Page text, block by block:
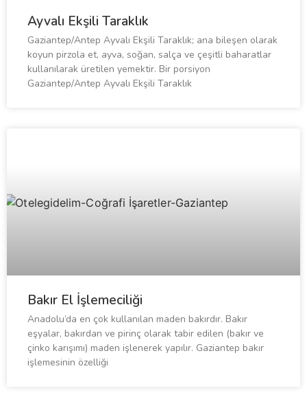
Ayvalı Ekşili Taraklık
Gaziantep/Antep Ayvalı Ekşili Taraklık; ana bileşen olarak
koyun pirzola et, ayva, soğan, salça ve çeşitli baharatlar
kullanılarak üretilen yemektir. Bir porsiyon
Gaziantep/Antep Ayvalı Ekşili Taraklık
Bakır El İşlemeciliği
Anadolu’da en çok kullanılan maden bakırdır. Bakır
eşyalar, bakırdan ve pirinç olarak tabir edilen (bakır ve
çinko karışımı) maden işlenerek yapılır. Gaziantep bakır
işlemesinin özelliği